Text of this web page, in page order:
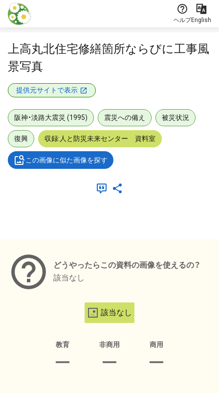
本文に飛ぶ
ヘルプEnglish
上高丸北住宅修繕箇所ならびに工事風
景写真
提供元サイトで表示
阪神・淡路大震災 (1995) 震災への備え 被災状況
復興 収録:人と防災未来センター 資料室
この画像に似た画像を探す
どうやったらこの資料の画像を使えるの？
該当なし
該当なし
教育 非商用 商用